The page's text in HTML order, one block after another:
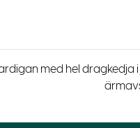
med hel